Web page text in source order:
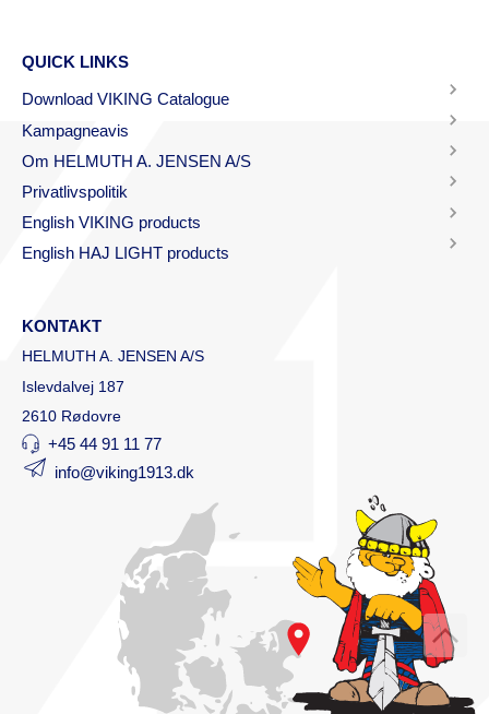
QUICK LINKS
Download VIKING Catalogue
Kampagneavis
Om HELMUTH A. JENSEN A/S
Privatlivspolitik
English VIKING products
English HAJ LIGHT products
KONTAKT
HELMUTH A. JENSEN A/S
Islevdalvej 187
2610 Rødovre
+45 44 91 11 77
info@viking1913.dk